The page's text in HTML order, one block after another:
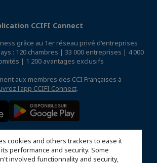
cookies and others trackers to ease it
performance and security. Some
involved functionnality and security,
CCIFI Connect
grâce au 1er réseau privé d'entreprises
: 120 chambres | 33 000 entreprises | 4 000
| 1 200 avantages exclusifs
aux membres des CCI Françaises à
l'app CCIFI Connect.